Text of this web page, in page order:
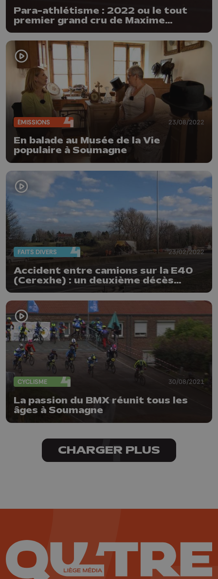
Para-athlétisme : 2022 ou le tout
premier grand cru de Maxime
Carabin
ÉMISSIONS 23/08/2022
En balade au Musée de la Vie
populaire à Soumagne
FAITS DIVERS 23/02/2022
Accident entre camions sur la E40
(Cerexhe) : un deuxième décès
annoncé
CYCLISME 30/08/2021
La passion du BMX réunit tous les
âges à Soumagne
CHARGER PLUS